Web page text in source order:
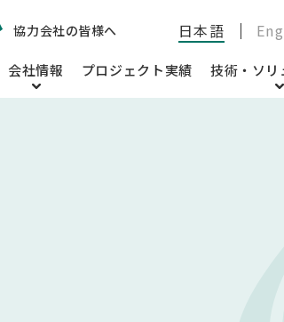
日本語
会社情報 プロジェクト実績 技術・ソリ
協力会社の皆様へ